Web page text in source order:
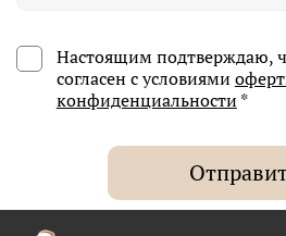
Настоящим подтверждаю,
согласен с условиями
конфиденциальности *